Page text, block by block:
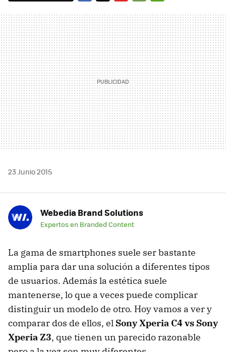
MAIL
23 Junio 2015
Webedia Brand Solutions
Expertos en Branded Content
La gama de smartphones suele ser bastante
amplia para dar una solución a diferentes tipos
de usuarios. Además la estética suele
mantenerse, lo que a veces puede complicar
distinguir un modelo de otro. Hoy vamos a ver y
comparar dos de ellos, el Sony Xperia C4 vs Sony
Xperia Z3, que tienen un parecido razonable